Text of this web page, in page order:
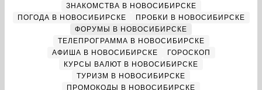
ЗНАКОМСТВА В НОВОСИБИРСКЕ
ПОГОДА В НОВОСИБИРСКЕ
ПРОБКИ В НОВОСИБИРСКЕ
ФОРУМЫ В НОВОСИБИРСКЕ
ТЕЛЕПРОГРАММА В НОВОСИБИРСКЕ
АФИША В НОВОСИБИРСКЕ
ГОРОСКОП
КУРСЫ ВАЛЮТ В НОВОСИБИРСКЕ
ТУРИЗМ В НОВОСИБИРСКЕ
ПРОМОКОДЫ В НОВОСИБИРСКЕ